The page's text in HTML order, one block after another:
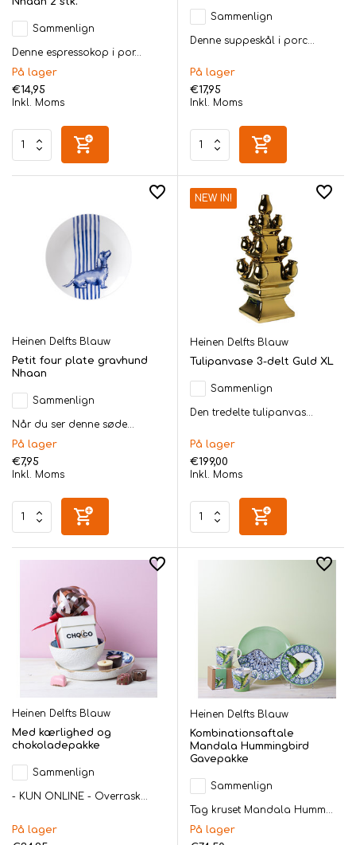
Sammenlign
Denne espressokop i por...
På lager
€14,95
Inkl. Moms
Sammenlign
Denne suppeskål i porc...
På lager
€17,95
Inkl. Moms
Heinen Delfts Blauw
Petit four plate gravhund
Nhaan
Sammenlign
Når du ser denne søde...
På lager
€7,95
Inkl. Moms
NEW IN!
Heinen Delfts Blauw
Tulipanvase 3-delt Guld XL
Sammenlign
Den tredelte tulipanvas...
På lager
€199,00
Inkl. Moms
Heinen Delfts Blauw
Med kærlighed og
chokoladepakke
Sammenlign
- KUN ONLINE - Overrask...
På lager
Heinen Delfts Blauw
Kombinationsaftale
Mandala Hummingbird
Gavepakke
Sammenlign
Tag kruset Mandala Humm...
På lager